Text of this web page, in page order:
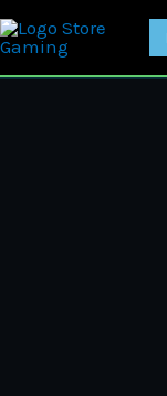
Ir
al
contenido